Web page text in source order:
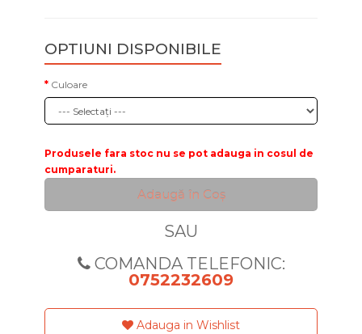
OPTIUNI DISPONIBILE
Culoare
Produsele fara stoc nu se pot adauga in cosul de
cumparaturi.
Adaugă în Coş
SAU
COMANDA TELEFONIC:
0752232609
Adauga in Wishlist